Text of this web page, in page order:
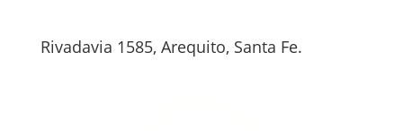
Rivadavia 1585, Arequito, Santa Fe.